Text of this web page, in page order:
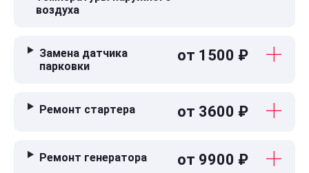
воздуха
Замена датчика
парковки
от 1500 ₽
Ремонт стартера от 3600 ₽
Ремонт генератора от 9900 ₽